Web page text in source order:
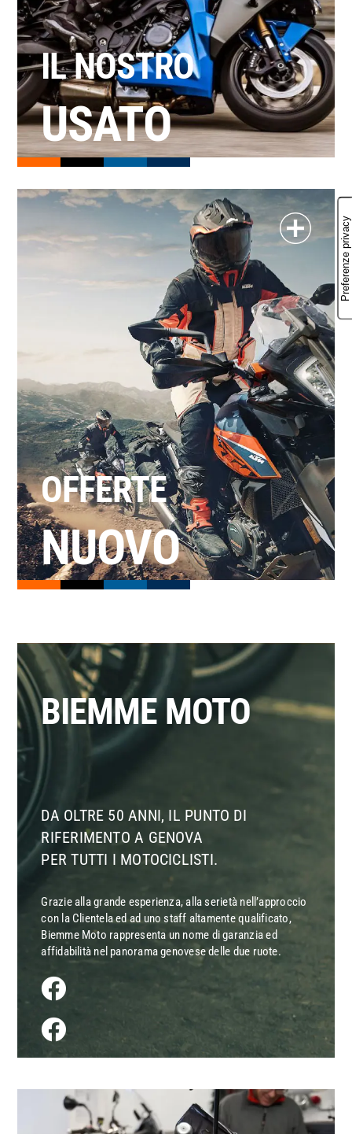
IL NOSTRO
USATO
OFFERTE
NUOVO
BIEMME MOTO
DA OLTRE 50 ANNI, IL PUNTO DI
RIFERIMENTO A GENOVA
PER TUTTI I MOTOCICLISTI.
Grazie alla grande esperienza, alla serietà nell’approccio
con la Clientela ed ad uno staff altamente qualificato,
Biemme Moto rappresenta un nome di garanzia ed
affidabilità nel panorama genovese delle due ruote.